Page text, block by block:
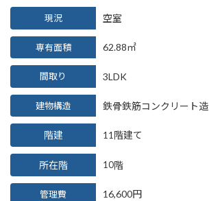
現況 空室
専有面積 62.88㎡
間取り 3LDK
建物構造 鉄骨鉄筋コンクリート造
階建 11 階建て
所在階 10階
管理費 16,600円